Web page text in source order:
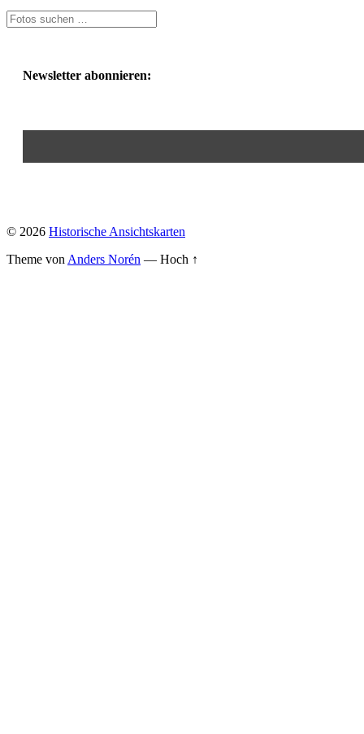
Newsletter abonnieren:
© 2026 Historische Ansichtskarten
Theme von Anders Norén — Hoch ↑